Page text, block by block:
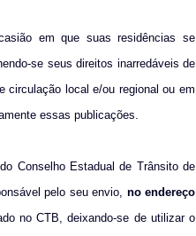
em que suas residências se
se seus direitos inarredáveis de
circulação local e/ou regional ou em
essas publicações.
Conselho Estadual de Trânsito de
pelo seu envio, no endereço
no CTB, deixando-se de utilizar o